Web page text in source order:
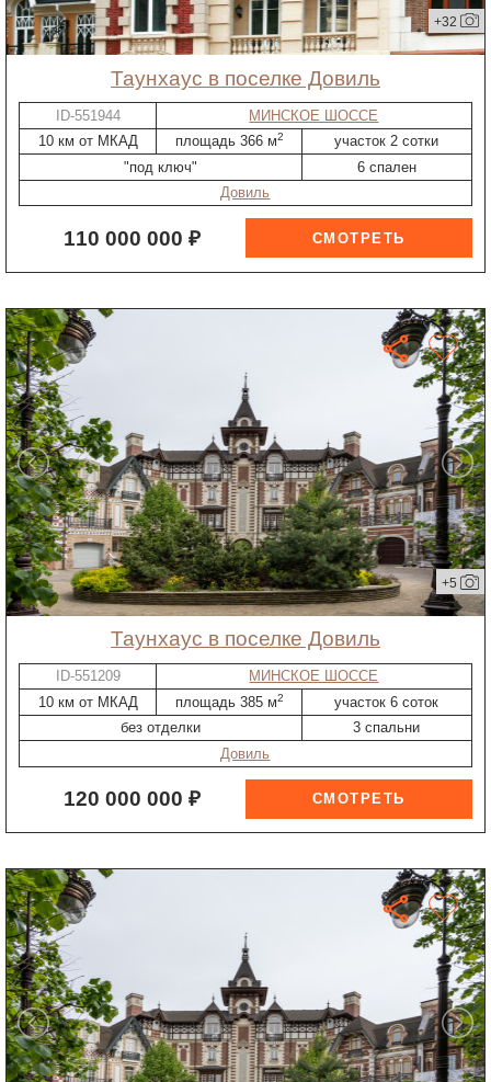
+32
таунхаус в поселке Довиль
ID-551944
МИНСКОЕ ШОССЕ
10 км от МКАД
площадь 366 м2
участок 2 сотки
"под ключ"
6 спален
Довиль
110 000 000 ₽
+5
таунхаус в поселке Довиль
ID-551209
МИНСКОЕ ШОССЕ
10 км от МКАД
площадь 385 м2
участок 6 соток
без отделки
3 спальни
Довиль
120 000 000 ₽